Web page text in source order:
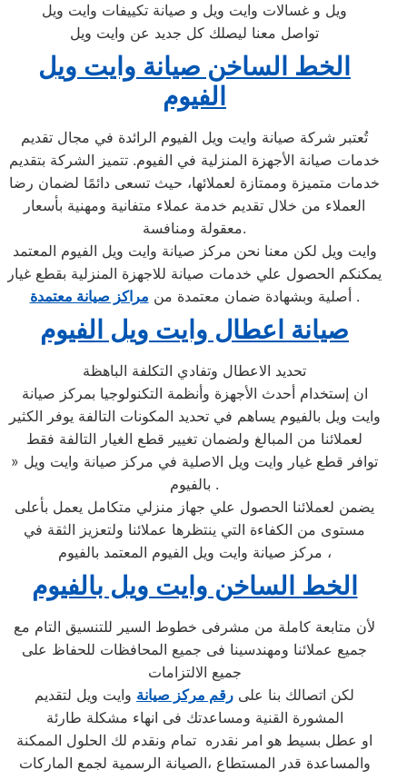
ويل و غسالات وايت ويل و صيانة تكييفات وايت ويل
تواصل معنا ليصلك كل جديد عن وايت ويل
الخط الساخن صيانة وايت ويل
الفيوم
تُعتبر شركة صيانة وايت ويل الفيوم الرائدة في مجال تقديم
خدمات صيانة الأجهزة المنزلية في الفيوم. تتميز الشركة بتقديم
خدمات متميزة وممتازة لعملائها، حيث تسعى دائمًا لضمان رضا
العملاء من خلال تقديم خدمة عملاء متفانية ومهنية بأسعار
معقولة ومنافسة.
وايت ويل لكن معنا نحن مركز صيانة وايت ويل الفيوم المعتمد
يمكنكم الحصول علي خدمات صيانة للاجهزة المنزلية بقطع غيار
أصلية وبشهادة ضمان معتمدة من مراكز صيانة معتمدة .
صيانة اعطال وايت ويل الفيوم
تحديد الاعطال وتفادي التكلفة الباهظة
ان إستخدام أحدث الأجهزة وأنظمة التكنولوجيا بمركز صيانة
وايت ويل بالفيوم يساهم في تحديد المكونات التالفة يوفر الكثير
لعملائنا من المبالغ ولضمان تغيير قطع الغيار التالفة فقط
» توافر قطع غيار وايت ويل الاصلية في مركز صيانة وايت ويل
بالفيوم .
يضمن لعملائنا الحصول علي جهاز منزلي متكامل يعمل بأعلى
مستوى من الكفاءة التي ينتظرها عملائنا ولتعزيز الثقة في
مركز صيانة وايت ويل الفيوم المعتمد بالفيوم ،
الخط الساخن وايت ويل بالفيوم
لأن متابعة كاملة من مشرفى خطوط السير للتنسيق التام مع
جميع عملائنا ومهندسينا فى جميع المحافظات للحفاظ على
جميع الالتزامات
لكن اتصالك بنا على رقم مركز صيانة وايت ويل لتقديم
المشورة القنية ومساعدتك فى انهاء مشكلة طارئة
او عطل بسيط هو امر نقدره تمام ونقدم لك الحلول الممكنة
والمساعدة قدر المستطاع ،الصيانة الرسمية لجمع الماركات